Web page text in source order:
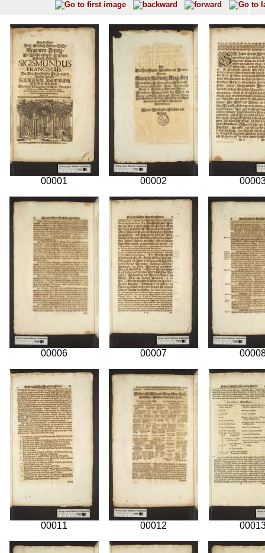
00001 00002
00006 00007
00011 00012